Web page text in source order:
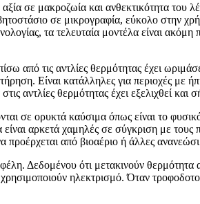
σε μακροζωία και ανθεκτικότητα
σε μικρογραφία, εύκολο στην
τα τελευταία μοντέλα είναι ακόμη
από τις αντλίες θερμότητας έχει
Είναι κατάλληλες για περιοχές με
αντλίες θερμότητας έχει εξελιχθεί
σε ορυκτά καύσιμα όπως είναι το
αρκετά χαμηλές σε σύγκριση με
προέρχεται από βιοαέριο ή άλλες
Δεδομένου ότι μετακινούν
ηλεκτρισμό. Όταν